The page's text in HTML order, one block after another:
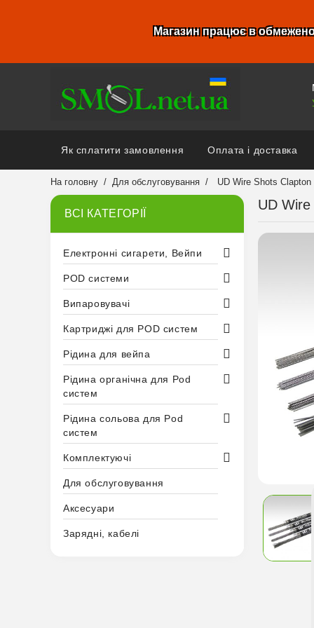
Магазин працює в
Як сплатити замовлення Оплата і доставка
На головну Для обслуговування UD Wire Shots
ВСІ КАТЕГОРІЇ
Електронні сигарети, Вейпи
POD системи
Випаровувачі
Картриджі для POD систем
Рідина для вейпа
Рідина органічна для Pod
систем
Рідина сольова для Pod
систем
Комплектуючі
Для обслуговування
Аксесуари
Зарядні, кабелі
UD